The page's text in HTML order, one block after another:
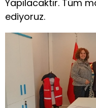
Yapılacaktır. Tüm
ediyoruz.